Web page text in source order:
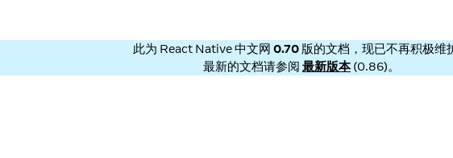
此为 React Native 中文网 0.70版的文档，现已不再积极维
最新的文档请参阅 最新版本(0.86)。